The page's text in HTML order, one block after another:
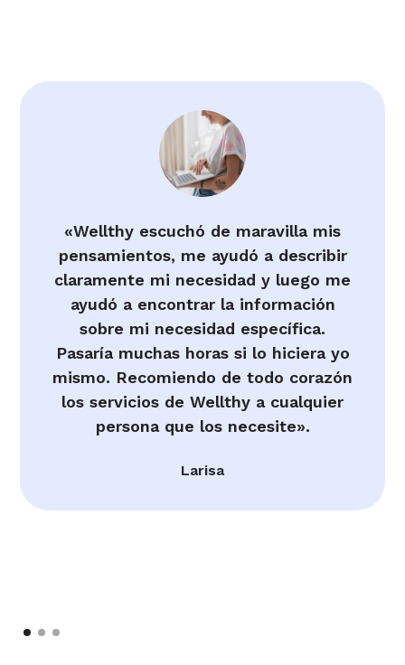
«Wellthy escuchó de maravilla mis
pensamientos, me ayudó a describir
claramente mi necesidad y luego me
ayudó a encontrar la información
sobre mi necesidad específica.
Pasaría muchas horas si lo hiciera yo
mismo. Recomiendo de todo corazón
los servicios de Wellthy a cualquier
persona que los necesite».
Larisa